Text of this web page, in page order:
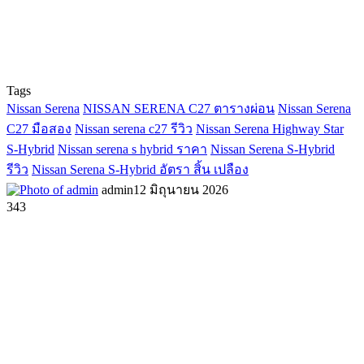
Tags
Nissan Serena NISSAN SERENA C27 ตารางผ่อน Nissan Serena
C27 มือสอง Nissan serena c27 รีวิว Nissan Serena Highway Star
S-Hybrid Nissan serena s hybrid ราคา Nissan Serena S-Hybrid
รีวิว Nissan Serena S-Hybrid อัตรา สิ้น เปลือง
admin12 มิถุนายน 2026
343